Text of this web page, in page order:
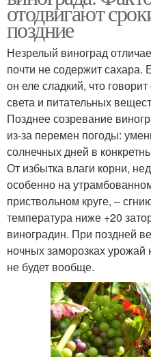
отодвигают
поздние
Незрелый виноград
почти не содержит сахара.
он еле сладкий, что
света и питательных
Позднее созревание
из-за перемен погоды:
солнечных дней в
От избытка влаги корни,
особенно на
приствольном круге, –
температура ниже +20
виноградин. При поздней
ночных заморозках урожай
не будет вообще.